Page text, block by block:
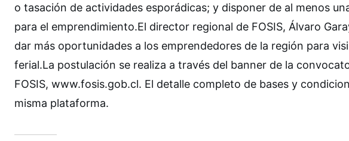
o tasación de actividades esporádicas; y disponer de al menos
para el emprendimiento.El director regional de FOSIS, Álvaro
dar más oportunidades a los emprendedores de la región para
ferial.La postulación se realiza a través del banner de la
FOSIS, www.fosis.gob.cl. El detalle completo de bases y
misma plataforma.